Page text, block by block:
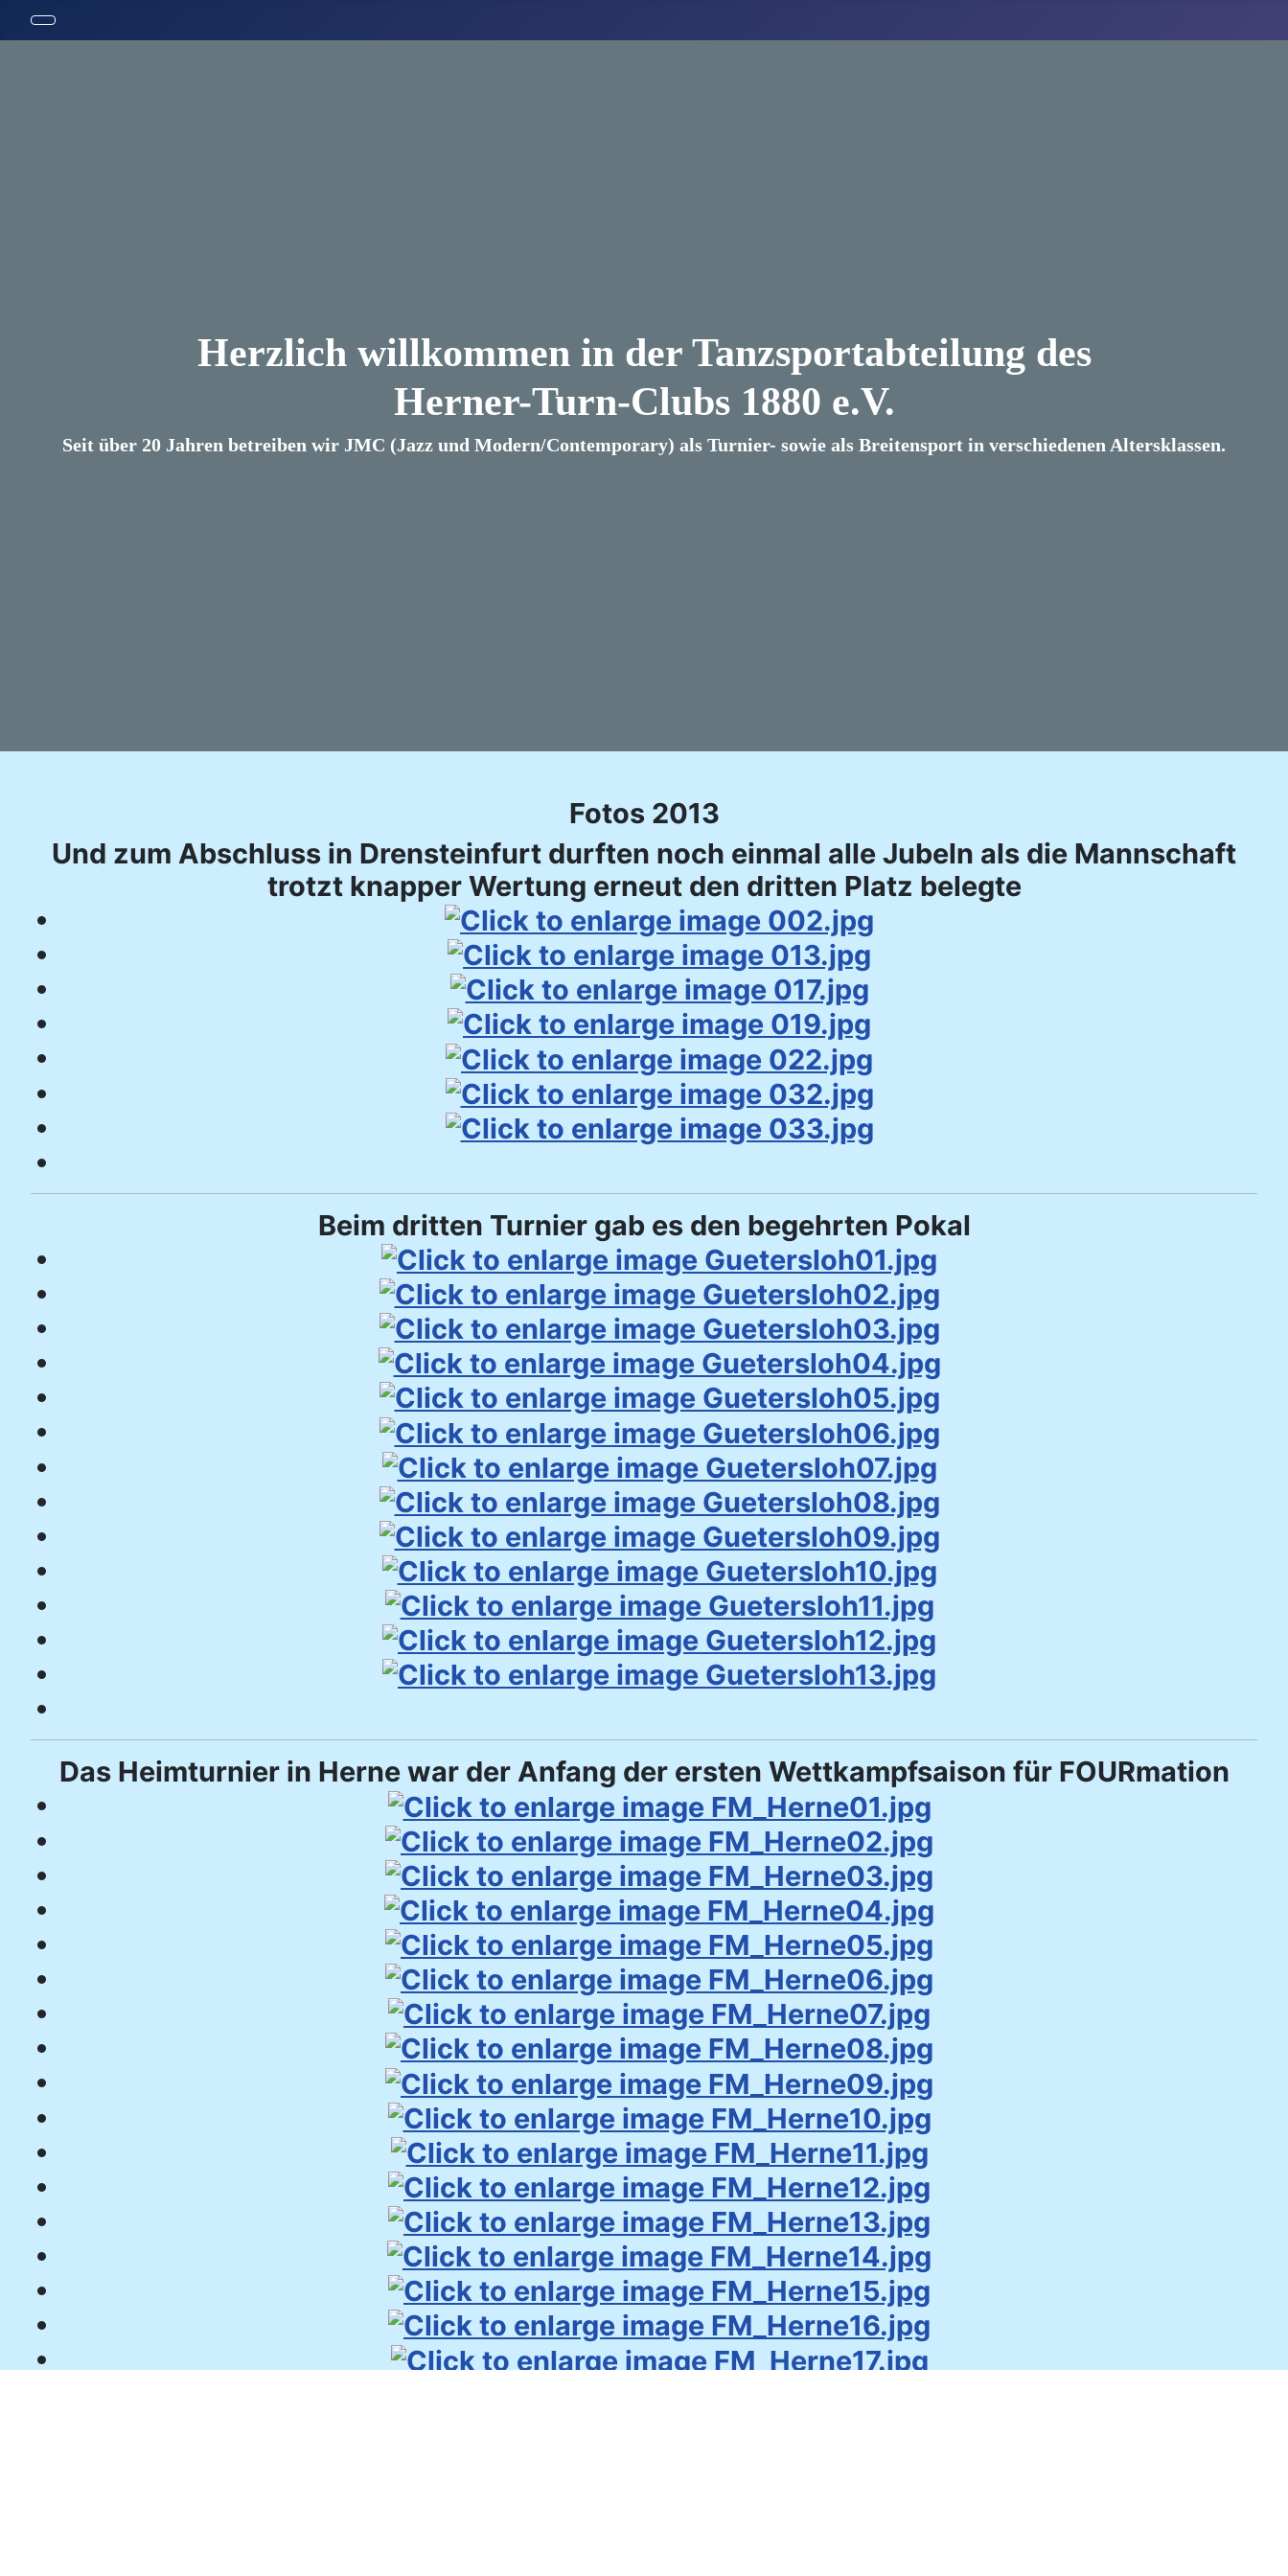
Herzlich willkommen in der Tanzsportabteilung des
Herner-Turn-Clubs 1880 e.V.
Seit über 20 Jahren betreiben wir JMC (Jazz und Modern/Contemporary) als Turnier- sowie als Breitensport in verschiedenen Altersklassen.
Fotos 2013
Und zum Abschluss in Drensteinfurt durften noch einmal alle Jubeln als die Mannschaft
trotzt knapper Wertung erneut den dritten Platz belegte
Beim dritten Turnier gab es den begehrten Pokal
Das Heimturnier in Herne war der Anfang der ersten Wettkampfsaison für FOURmation